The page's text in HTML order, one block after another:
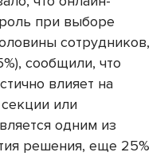
при выборе
сотрудников,
сообщили, что
влияет на
или
одним из
решения, еще 25%